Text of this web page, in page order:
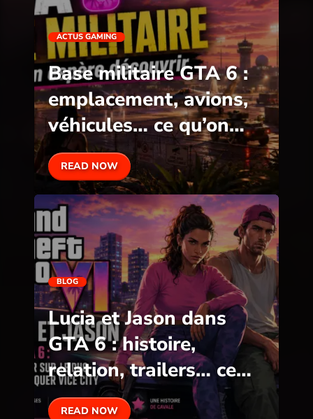
ACTUS GAMING
Base militaire GTA 6 :
emplacement, avions,
véhicules… ce qu’on
espère découvrir
READ NOW
BLOG
Lucia et Jason dans
GTA 6 : histoire,
relation, trailers… ce
que l’on sait
READ NOW